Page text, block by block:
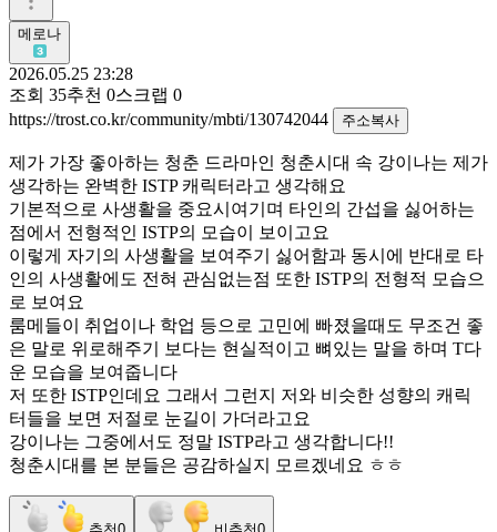
메로나
2026.05.25 23:28
조회 35추천 0스크랩 0
https://trost.co.kr/community/mbti/130742044
주소복사
제가 가장 좋아하는 청춘 드라마인 청춘시대 속 강이나는 제가
생각하는 완벽한 ISTP 캐릭터라고 생각해요
기본적으로 사생활을 중요시여기며 타인의 간섭을 싫어하는
점에서 전형적인 ISTP의 모습이 보이고요
이렇게 자기의 사생활을 보여주기 싫어함과 동시에 반대로 타
인의 사생활에도 전혀 관심없는점 또한 ISTP의 전형적 모습으
로 보여요
룸메들이 취업이나 학업 등으로 고민에 빠졌을때도 무조건 좋
은 말로 위로해주기 보다는 현실적이고 뼈있는 말을 하며 T다
운 모습을 보여줍니다
저 또한 ISTP인데요 그래서 그런지 저와 비슷한 성향의 캐릭
터들을 보면 저절로 눈길이 가더라고요
강이나는 그중에서도 정말 ISTP라고 생각합니다!!
청춘시대를 본 분들은 공감하실지 모르겠네요 ㅎㅎ